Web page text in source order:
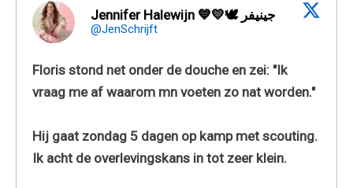
Jennifer Halewijn 💙💛🕊 جينيفر
@JenSchrijft
Floris stond net onder de douche en zei: "Ik
vraag me af waarom mn voeten zo nat worden."
Hij gaat zondag 5 dagen op kamp met scouting.
Ik acht de overlevingskans in tot zeer klein.